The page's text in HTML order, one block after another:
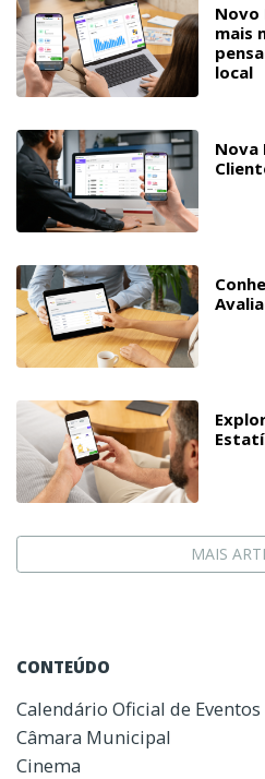
Novo
mais
local
Nova
MAIS
CONTEÚDO
Calendário Oficial de Eventos
Câmara Municipal
Cinema